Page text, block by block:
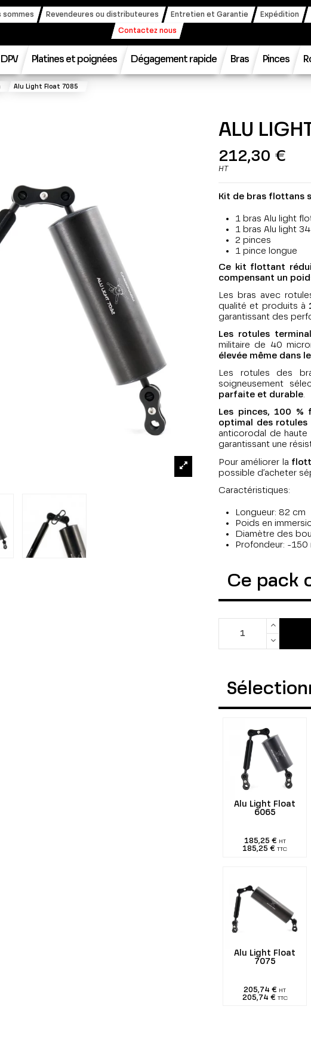
sommes Revendeures ou distributeures Entretien et Garantie Expédition
Contactez nous
Platines et poignées Dégagement rapide Bras Pinces
Alu Light Float 7085
ALU
212,30 €
HT
Kit de bras flottans
1 bras Alu light
1 bras Alu light 34
2 pinces
1 pince longue
Ce kit flottant
compensant un
Les bras avec
qualité et produits à
garantissant des
Les rotules
militaire de 40
élevée même dans
Les rotules des
soigneusement
parfaite et durable.
Les pinces, 100 %
optimal des rotules
anticorodal de
garantissant une
Pour améliorer la
possible d’acheter
Caractéristiques:
Longueur: 82 cm
Poids en
Diamètre des
Profondeur: -150
Ce pack
Alu Light Float
6065
185,25 € HT
185,25 € TTC
Alu Light Float
7075
205,74 € HT
205,74 € TTC